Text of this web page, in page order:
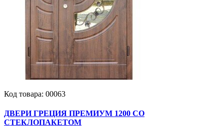
Код товара: 00063
ДВЕРИ ГРЕЦИЯ ПРЕМИУМ 1200 СО
СТЕКЛОПАКЕТОМ